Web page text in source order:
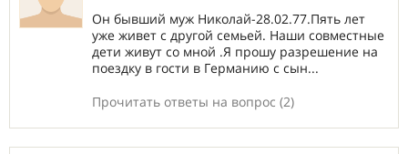
Он бывший муж Николай-28.02.77.Пять лет
уже живет с другой семьей. Наши совместные
дети живут со мной .Я прошу разрешение на
поездку в гости в Германию с сын...
Прочитать ответы на вопрос (2)